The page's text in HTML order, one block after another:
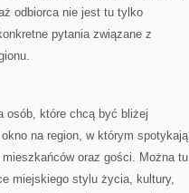
odbiorca nie jest tu tylko
pytania związane z
osób, które chcą być bliżej
na region, w którym spotykają
oraz gości. Można tu
miejskiego stylu życia, kultury,